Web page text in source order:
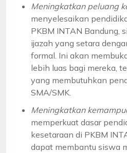
Meningkatkan peluang
menyelesaikan
PKBM INTAN Bandung,
ijazah yang setara
formal. Ini akan
lebih luas bagi mereka,
yang membutuhkan
SMA/SMK.
Meningkatkan
memperkuat dasar
kesetaraan di PKBM
dapat membantu siswa